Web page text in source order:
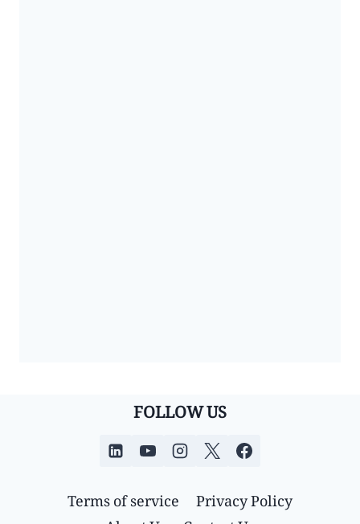
FOLLOW US
Privacy Policy
Terms of service